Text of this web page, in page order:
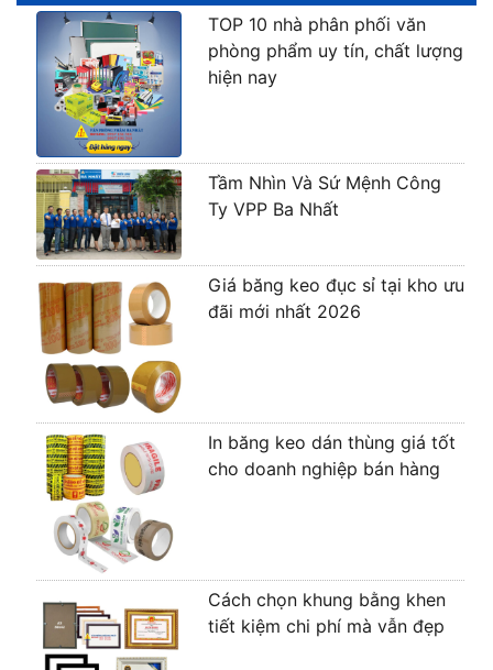
TOP 10 nhà phân phối văn
phòng phẩm uy tín, chất lượng
hiện nay
Tầm Nhìn Và Sứ Mệnh Công
Ty VPP Ba Nhất
Giá băng keo đục sỉ tại kho ưu
đãi mới nhất 2026
In băng keo dán thùng giá tốt
cho doanh nghiệp bán hàng
Cách chọn khung bằng khen
tiết kiệm chi phí mà vẫn đẹp